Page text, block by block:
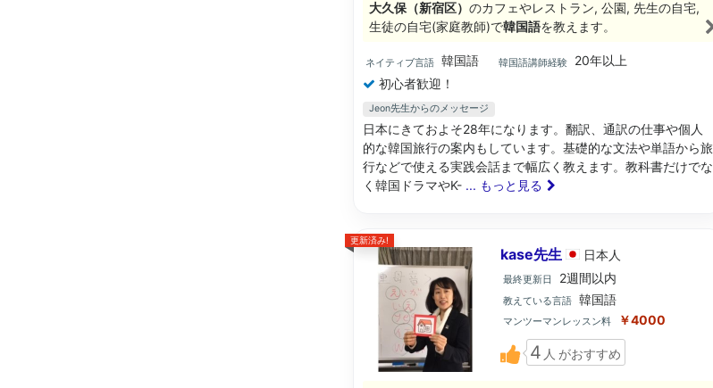
大久保（新宿区） のカフェやレストラン, 公園, 先生の自宅,
生徒の自宅(家庭教師)で韓国語を教えます。
ネイティブ言語 韓国語 韓国語講師経験
20年以上
初心者歓迎！
Jeon先生からのメッセージ
日本にきておよそ28年になります。翻訳、通訳の仕事や個人
的な韓国旅行の案内もしています。基礎的な文法や単語から旅
行などで使える実践会話まで幅広く教えます。教科書だけでな
く韓国ドラマやK- ... もっと見る
更新済み!
kase先生 日本 人
最終更新日 2週間以内
教えている言語 韓国語
マンツーマンレッスン料 ￥4000
4 人 がおすすめ